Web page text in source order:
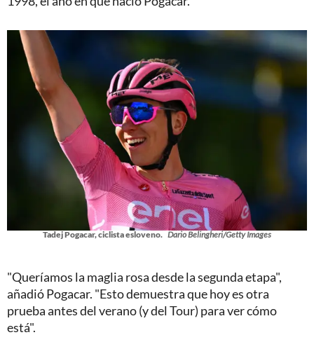
Tadej Pogacar, ciclista esloveno. Dario Belingheri/Getty Images
"Queríamos la maglia rosa desde la segunda etapa",
añadió Pogacar. "Esto demuestra que hoy es otra
prueba antes del verano (y del Tour) para ver cómo
está".